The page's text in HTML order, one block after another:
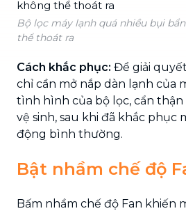
Bộ lọc máy lạnh quá nhiều bụi
thể thoát ra
Cách khắc phục: Để giải
chỉ cần mở nắp dàn lạnh của
tình hình của bộ lọc, cẩn thận
vệ sinh, sau khi đã khắc phục
động bình thường.
Bật nhầm chế độ
Bấm nhầm chế độ Fan khiến